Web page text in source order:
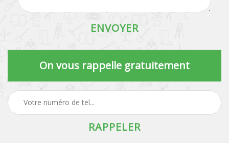
On vous rappelle gratuitement